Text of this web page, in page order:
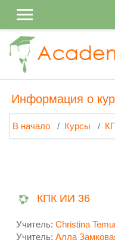
Информация о
В начало Курсы
КПК ИИ 36
Учитель: Christina
Учитель: Алла